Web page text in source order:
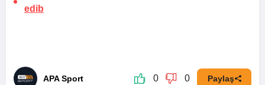
edib
APA Sport 0 0 Paylaş